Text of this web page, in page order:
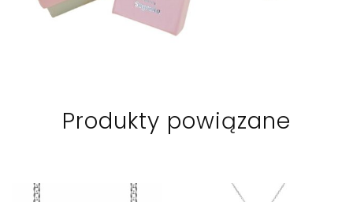
Produkty powiązane